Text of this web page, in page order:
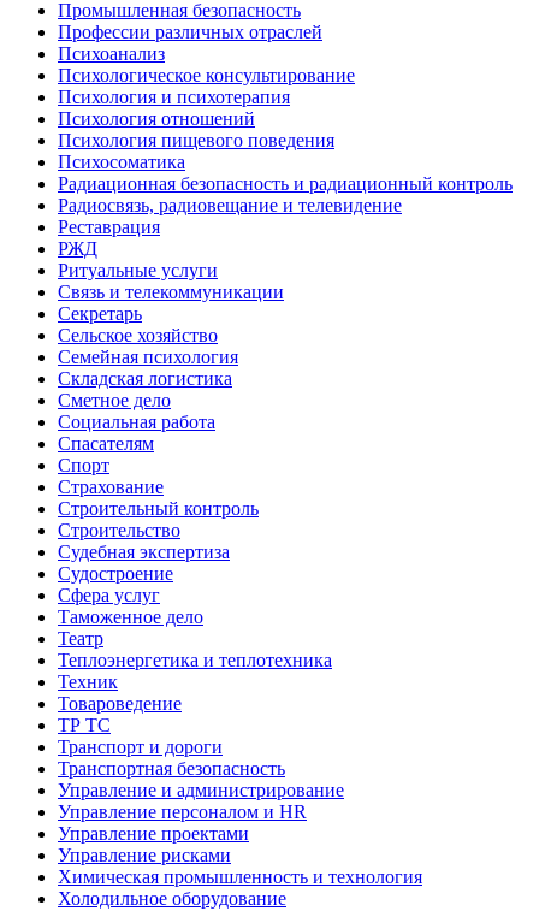
Промышленная безопасность
Профессии различных отраслей
Психоанализ
Психологическое консультирование
Психология и психотерапия
Психология отношений
Психология пищевого поведения
Психосоматика
Радиационная безопасность и радиационный контроль
Радиосвязь, радиовещание и телевидение
Реставрация
РЖД
Ритуальные услуги
Связь и телекоммуникации
Секретарь
Сельское хозяйство
Семейная психология
Складская логистика
Сметное дело
Социальная работа
Спасателям
Спорт
Страхование
Строительный контроль
Строительство
Судебная экспертиза
Судостроение
Сфера услуг
Таможенное дело
Театр
Теплоэнергетика и теплотехника
Техник
Товароведение
ТР ТС
Транспорт и дороги
Транспортная безопасность
Управление и администрирование
Управление персоналом и HR
Управление проектами
Управление рисками
Химическая промышленность и технология
Холодильное оборудование